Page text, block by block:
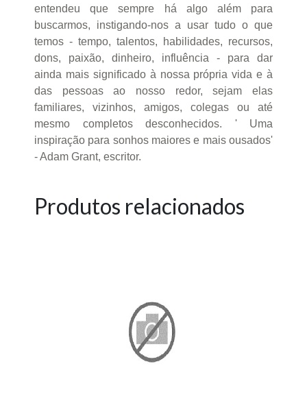
entendeu que sempre há algo além para
buscarmos, instigando-nos a usar tudo o que
temos - tempo, talentos, habilidades, recursos,
dons, paixão, dinheiro, influência - para dar
ainda mais significado à nossa própria vida e à
das pessoas ao nosso redor, sejam elas
familiares, vizinhos, amigos, colegas ou até
mesmo completos desconhecidos. ' Uma
inspiração para sonhos maiores e mais ousados'
- Adam Grant, escritor.
Produtos relacionados